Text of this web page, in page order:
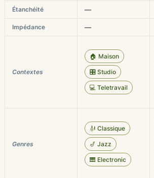
Étanchéité —
Impédance —
Contextes
🏠 Maison
🎛️ Studio
💻 Teletravail
Genres
🎻 Classique
🎷 Jazz
🎹 Electronic